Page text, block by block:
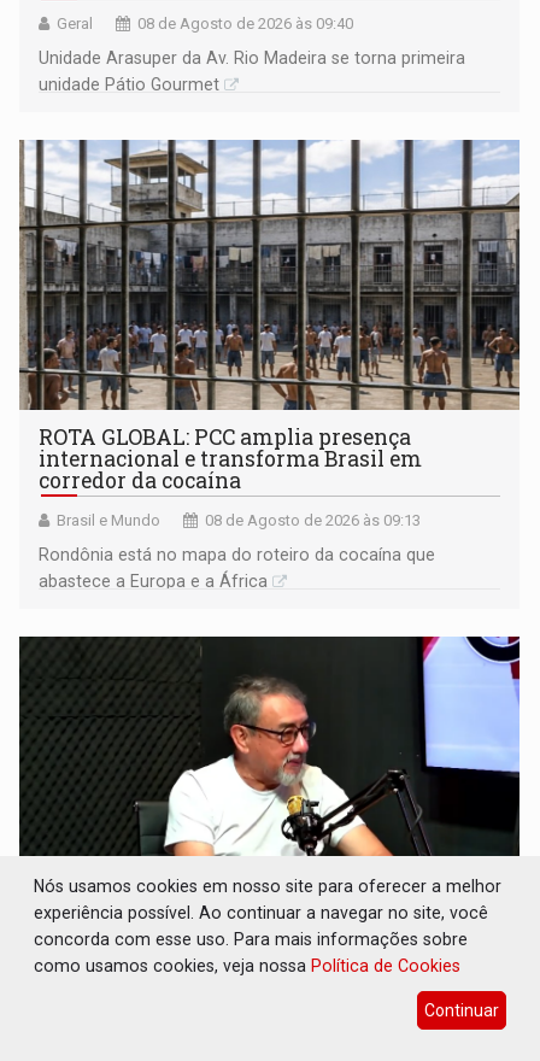
Geral 08 de Agosto de 2026 às 09:40
Unidade Arasuper da Av. Rio Madeira se torna primeira
unidade Pátio Gourmet
ROTA GLOBAL: PCC amplia presença
internacional e transforma Brasil em
corredor da cocaína
Brasil e Mundo 08 de Agosto de 2026 às 09:13
Rondônia está no mapa do roteiro da cocaína que
abastece a Europa e a África
CONEXÃO RONDONIAOVIVO: Museólogo
Antônio Ocampo conduz a história de uma
ferrovia desgovernada
Nós usamos cookies em nosso site para oferecer a melhor
experiência possível. Ao continuar a navegar no site, você
concorda com esse uso. Para mais informações sobre
como usamos cookies, veja nossa Política de Cookies
Continuar